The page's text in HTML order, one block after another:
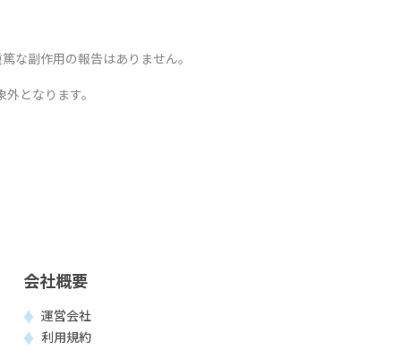
な副作用の報告はありません。
となります。
会社概要
運営会社
利用規約